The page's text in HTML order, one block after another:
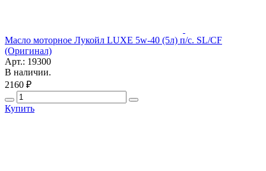
Масло моторное Лукойл LUXE 5w-40 (5л) п/с. SL/CF
(Оригинал)
Арт.: 19300
В наличии.
2160 ₽
Купить